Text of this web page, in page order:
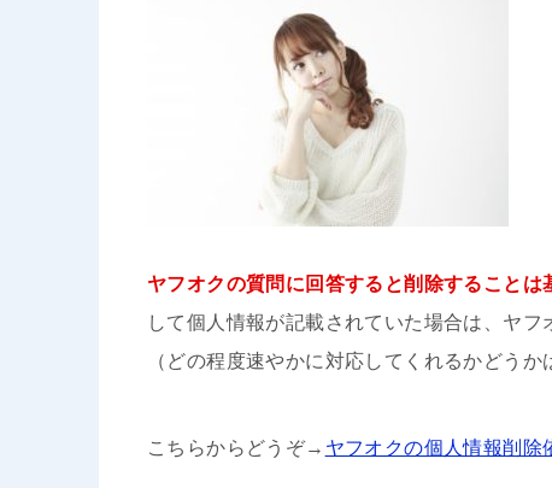
ヤフオクの質問に回答すると削除することは
して個人情報が記載されていた場合は、ヤフ
（どの程度速やかに対応してくれるかどうか
こちらからどうぞ→ ヤフオクの個人情報削除